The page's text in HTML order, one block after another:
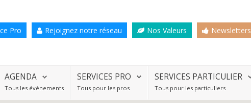
Pro Rejoignez notre réseau Nos Valeurs Newsletters
AGENDA
Tous les évènements
SERVICES PRO
Tous pour les pros
SERVICES PARTICULIER
Tous pour les particuliers